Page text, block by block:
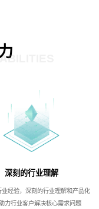
深刻的行业理解
业经验，深刻的行业理解和产品化
力行业客户解决核心需求问题